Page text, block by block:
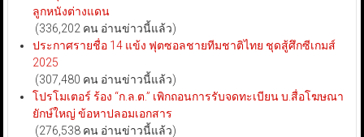
ลูกหนังต่างแดน
(336,202 คน อ่านข่าวนี้แล้ว)
ประกาศรายชื่อ 14 แข้ง ฟุตซอลชายทีมชาติไทย ชุดสู้ศึกซีเกมส์
2025
(307,480 คน อ่านข่าวนี้แล้ว)
โปรโมเตอร์ ร้อง “ก.ล.ต.” เพิกถอนการรับจดทะเบียน บ.สื่อโฆษณา
ยักษ์ใหญ่ ข้อหาปลอมเอกสาร
(276,538 คน อ่านข่าวนี้แล้ว)